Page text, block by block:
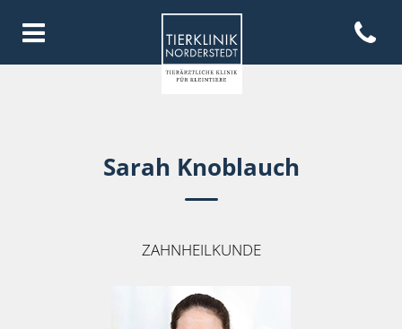
Homepage Tierklinik
Open
Sarah Knoblauch
ZAHNHEILKUNDE